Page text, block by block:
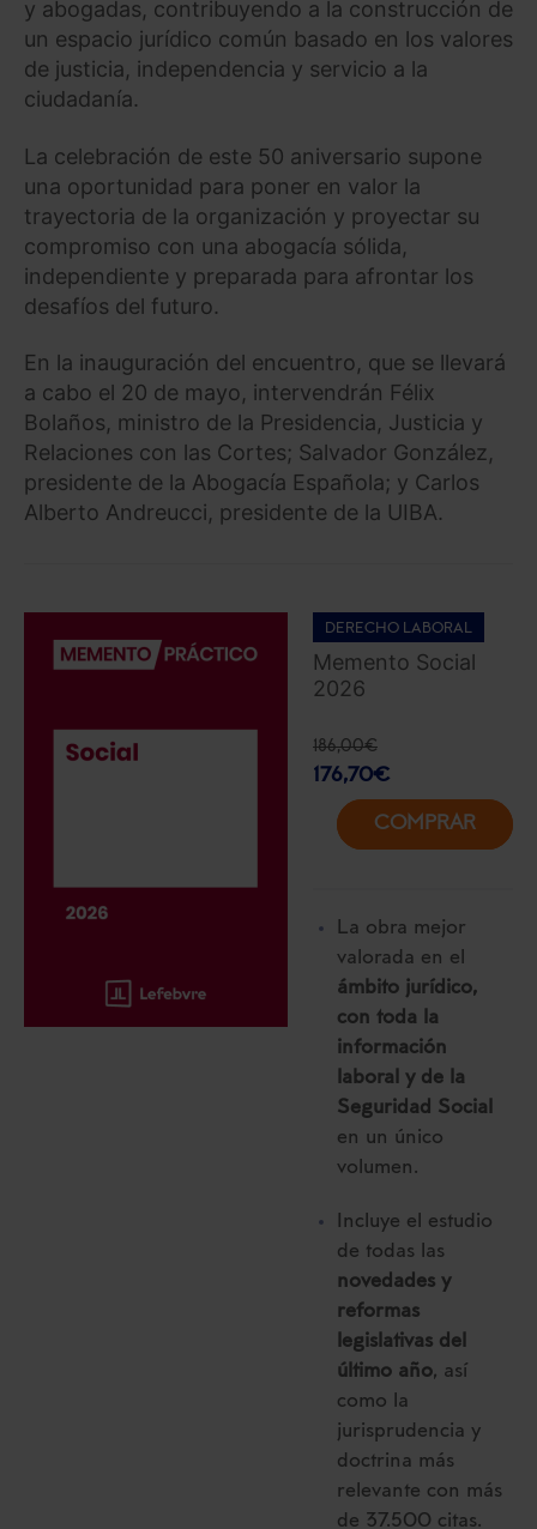
y abogadas, contribuyendo a la construcción de
un espacio jurídico común basado en los valores
de justicia, independencia y servicio a la
ciudadanía.
La celebración de este 50 aniversario supone
una oportunidad para poner en valor la
trayectoria de la organización y proyectar su
compromiso con una abogacía sólida,
independiente y preparada para afrontar los
desafíos del futuro.
En la inauguración del encuentro, que se llevará
a cabo el 20 de mayo, intervendrán Félix
Bolaños, ministro de la Presidencia, Justicia y
Relaciones con las Cortes; Salvador González,
presidente de la Abogacía Española; y Carlos
Alberto Andreucci, presidente de la UIBA.
DERECHO LABORAL
Memento Social
2026
186,00€
176,70€
COMPRAR
La obra mejor
valorada en el
ámbito jurídico,
con toda la
información
laboral y de la
Seguridad Social
en un único
volumen.
Incluye el estudio
de todas las
novedades y
reformas
legislativas del
último año, así
como la
jurisprudencia y
doctrina más
relevante con más
de 37.500 citas.